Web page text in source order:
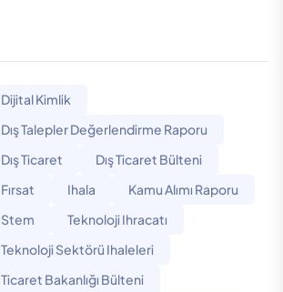
Dijital Kimlik
Dış Talepler Değerlendirme Raporu
Dış Ticaret
Dış Ticaret Bülteni
Fırsat
Ihala
Kamu Alımı Raporu
Stem
Teknoloji Ihracatı
Teknoloji Sektörü Ihaleleri
Ticaret Bakanlığı Bülteni